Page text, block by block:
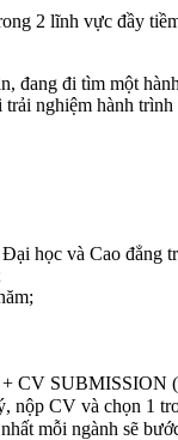
2 lĩnh vực đầy
đang đi tìm một
nghiệm hành
học và Cao đẳng
CV SUBMISSION
CV và chọn 1
mỗi ngành sẽ